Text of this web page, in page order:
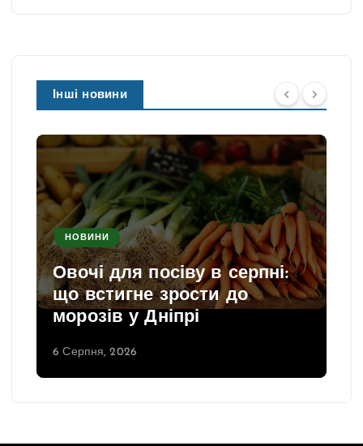
Інші новини
НОВИНИ
Овочі для посіву в серпні:
що встигне зрости до
морозів у Дніпрі
6 Серпня, 2026